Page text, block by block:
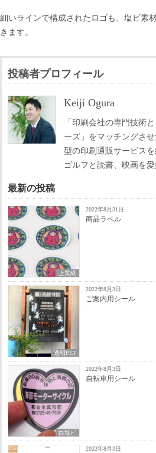
細いラインで構成されたロゴも、塩ビ素
きます。
投稿者プロフィール
Keiji Ogura
「印刷会社の専門技術
ーズ」をマッチングさ
型の印刷通販サービスを
ゴルフと読書、映画を愛
最新の投稿
上質紙
2022年8月31日
商品ラベル
透明PET
2022年8月3日
ご案内用シール
白塩ビ
2022年8月3日
自転車用シール
2022年8月3日